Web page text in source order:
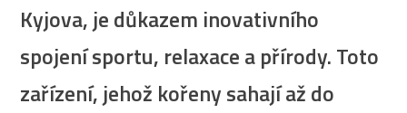
Kyjova, je důkazem inovativního
spojení sportu, relaxace a přírody. Toto
zařízení, jehož kořeny sahají až do